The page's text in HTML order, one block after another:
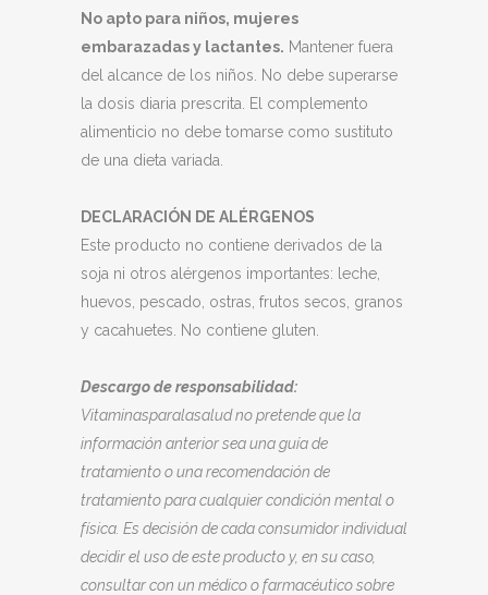
No apto para niños, mujeres
embarazadas y lactantes. Mantener fuera
del alcance de los niños. No debe superarse
la dosis diaria prescrita. El complemento
alimenticio no debe tomarse como sustituto
de una dieta variada.
DECLARACIÓN DE ALÉRGENOS
Este producto no contiene derivados de la
soja ni otros alérgenos importantes: leche,
huevos, pescado, ostras, frutos secos, granos
y cacahuetes. No contiene gluten.
Descargo de responsabilidad:
Vitaminasparalasalud no pretende que la
información anterior sea una guía de
tratamiento o una recomendación de
tratamiento para cualquier condición mental o
física. Es decisión de cada consumidor individual
decidir el uso de este producto y, en su caso,
consultar con un médico o farmacéutico sobre